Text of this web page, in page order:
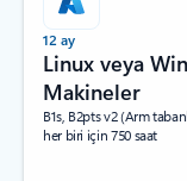
12 ay
Linux veya
Makineler
B1s, B2pts v2 (Arm
her biri için 750 saat